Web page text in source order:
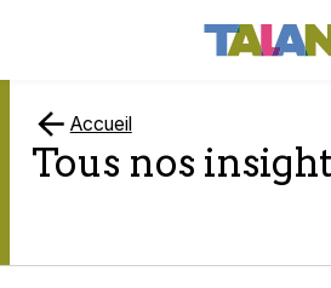
Accueil
Tous nos